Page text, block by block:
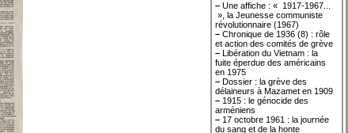
– Une affiche : « 1917-1967...
», la Jeunesse communiste
révolutionnaire (1967)
– Chronique de 1936 (8) : rôle
et action des comités de grève
– Libération du Vietnam : la
fuite éperdue des américains
en 1975
– Dossier : la grève des
délaineurs à Mazamet en 1909
– 1915 : le génocide des
arméniens
– 17 octobre 1961 : la journée
du sang et de la honte